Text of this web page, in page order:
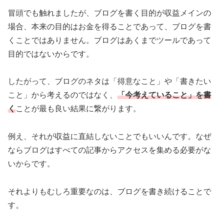
冒頭でも触れましたが、ブログを書く目的が収益メインの
場合、本来の目的はお金を得ることであって、ブログを書
くことではありません。ブログはあくまでツールであって
目的ではないからです。
したがって、ブログのネタは「得意なこと」や「書きたい
こと」から考えるのではなく、 「今考えていること」を書
くことが最も良い結果に繋がります。
例え、それが収益に直結しないことでもいいんです。なぜ
ならブログはすべての記事からアクセスを集める必要がな
いからです。
それよりもむしろ重要なのは、ブログを書き続けることで
す。